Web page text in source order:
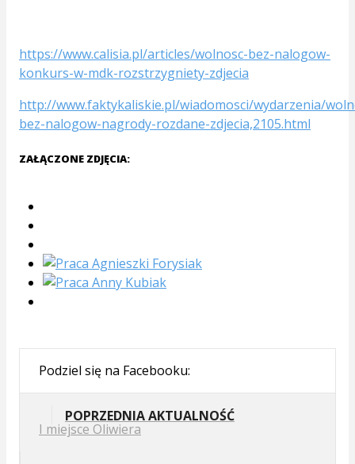
https://www.calisia.pl/articles/wolnosc-bez-nalogow-
konkurs-w-mdk-rozstrzygniety-zdjecia
http://www.faktykaliskie.pl/wiadomosci/wydarzenia/
bez-nalogow-nagrody-rozdane-zdjecia,2105.html
ZAŁĄCZONE ZDJĘCIA:
Podziel się na Facebooku:
POPRZEDNIA AKTUALNOŚĆ
I miejsce Oliwiera